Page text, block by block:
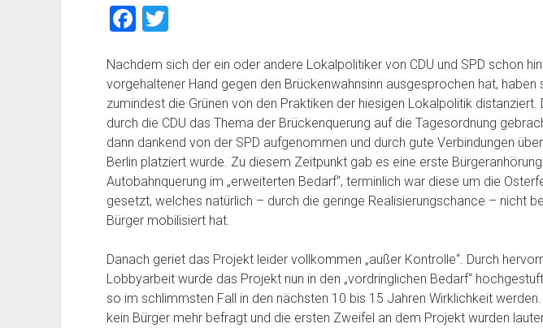
F
c
e
b
o
o
k
T
tt
er
Nachdem sich der ein oder andere Lokalpolitiker von CDU und SPD schon
vorgehaltener Hand gegen den Brückenwahnsinn ausgesprochen hat, haben
zumindest die Grünen von den Praktiken der hiesigen Lokalpolitik distanziert.
durch die CDU das Thema der Brückenquerung auf die Tagesordnung
dann dankend von der SPD aufgenommen und durch gute Verbindungen
Berlin platziert wurde. Zu diesem Zeitpunkt gab es eine erste
Autobahnquerung im „erweiterten Bedarf“, terminlich war diese um die
gesetzt, welches natürlich – durch die geringe Realisierungschance – nicht
Bürger mobilisiert hat.
Danach geriet das Projekt leider vollkommen „außer Kontrolle“. Durch
Lobbyarbeit wurde das Projekt nun in den „vordringlichen Bedarf“
so im schlimmsten Fall in den nächsten 10 bis 15 Jahren Wirklichkeit
kein Bürger mehr befragt und die ersten Zweifel an dem Projekt wurden